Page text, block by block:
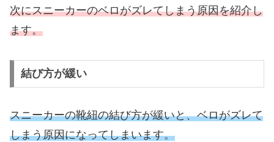
次にスニーカーのベロがズレてしまう原因を紹介し
ます。
結び方が緩い
スニーカーの靴紐の結び方が緩いと、ベロがズレて
しまう原因になってしまいます。